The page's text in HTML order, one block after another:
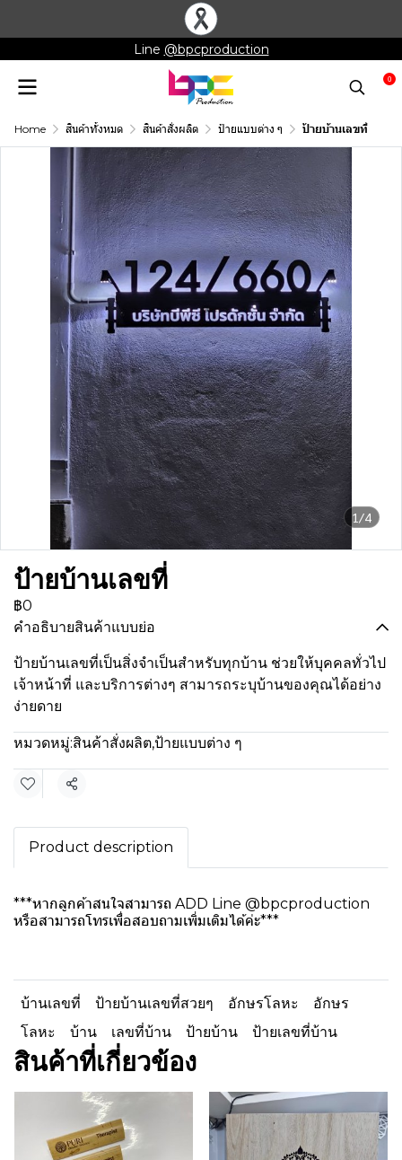
Line @bpcproduction
0
Home สินค้าทั้งหมด สินค้าสั่งผลิต ป้ายแบบต่าง ๆ ป้ายบ้านเลขที่
1/4
ป้ายบ้านเลขที่
฿0
คำอธิบายสินค้าแบบย่อ
ป้ายบ้านเลขที่เป็นสิ่งจำเป็นสำหรับทุกบ้าน ช่วยให้บุคคลทั่วไป
เจ้าหน้าที่ และบริการต่างๆ สามารถระบุบ้านของคุณได้อย่าง
ง่ายดาย
หมวดหมู่:สินค้าสั่งผลิต,ป้ายแบบต่าง ๆ
แชร์
Product description
***หากลูกค้าสนใจสามารถ ADD Line @bpcproduction
หรือสามารถโทรเพื่อสอบถามเพิ่มเติมได้ค่ะ***
บ้านเลขที่ ป้ายบ้านเลขที่สวยๆ อักษรโลหะ
อักษร
โลหะ
บ้าน เลขที่บ้าน ป้ายบ้าน ป้ายเลขที่บ้าน
สินค้าที่เกี่ยวข้อง